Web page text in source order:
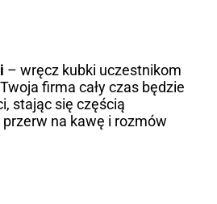
– wręcz kubki uczestnikom
firma cały czas będzie
stając się częścią
na kawę i rozmów